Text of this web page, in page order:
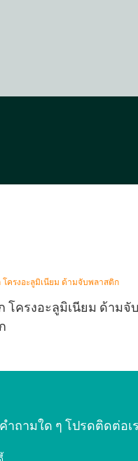
โครงอะลูมิเนียม ด้ามจับ
ถามใด ๆ โปรดติดต่อเ